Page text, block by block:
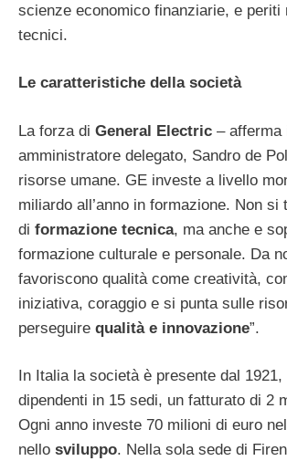
scienze economico finanziarie, e periti
tecnici.
Le caratteristiche della società
La forza di General Electric – afferma
amministratore delegato, Sandro de
risorse umane. GE investe a livello
miliardo all’anno in formazione. Non si
di formazione tecnica, ma anche e
formazione culturale e personale. Da
favoriscono qualità come creatività,
iniziativa, coraggio e si punta sulle
perseguire qualità e innovazione”.
In Italia la società è presente dal
dipendenti in 15 sedi, un fatturato di 2
Ogni anno investe 70 milioni di euro
nello sviluppo. Nella sola sede di